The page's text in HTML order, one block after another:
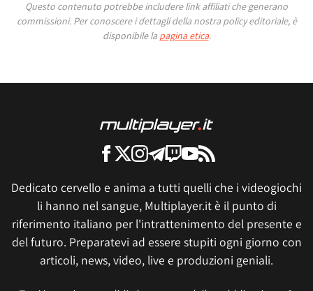
Questo contenuto potrebbe includere link affiliati che generano
commissioni. Per conoscere i dettagli della nostra policy editoriale, è
disponibile la pagina etica.
Dedicato cervello e anima a tutti quelli che i videogiochi
li hanno nel sangue, Multiplayer.it è il punto di
riferimento italiano per l'intrattenimento del presente e
del futuro. Preparatevi ad essere stupiti ogni giorno con
articoli, news, video, live e produzioni geniali.